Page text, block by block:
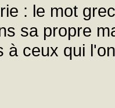
: le mot
sa propre
à ceux qui